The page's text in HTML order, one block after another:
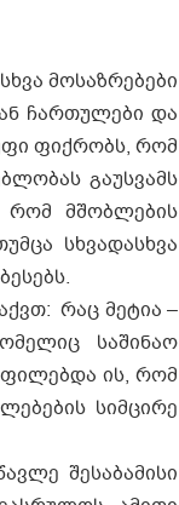
მოსაზრებები
ჩართულები და
ფიქრობს, რომ
გაუსვამს
რომ მშობლების
სხვადასხვა
რაც მეტია –
საშინაო
ის, რომ
სიმცირე
შესაბამისი